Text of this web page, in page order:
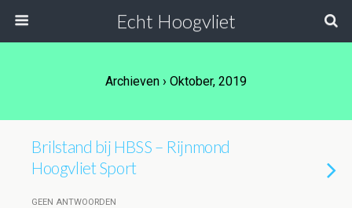
Echt Hoogvliet
Archieven › Oktober, 2019
Brilstand bij HBSS – Rijnmond
Hoogvliet Sport
GEEN ANTWOORDEN